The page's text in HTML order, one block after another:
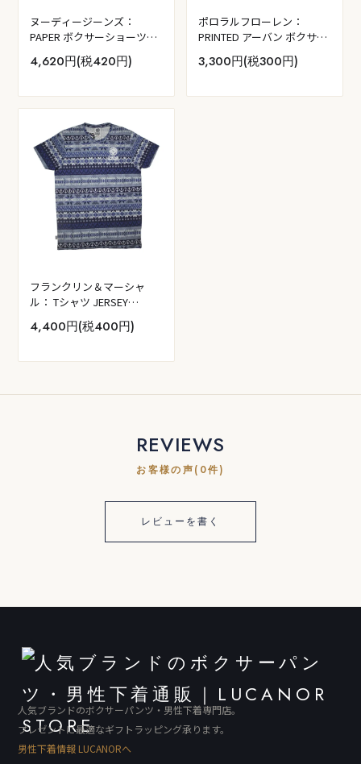
ヌーディージーンズ：
PAPER ボクサーショーツ
(ブラック)
4,620円(税420円)
ポロラルフローレン：
PRINTED アーバン ボクサー
ショーツ (クルーズネイビ
ー・ホリデーベア)
3,300円(税300円)
フランクリン＆マーシャ
ル： Tシャツ JERSEY
ROUND NECK SHORT (ブル
ー）
4,400円(税400円)
REVIEWS
お客様の声(0件)
レビューを書く
人気ブランドのボクサーパンツ・男性下着専門店。
プレゼントに最適なギフトラッピング承ります。
男性下着情報 LUCANORへ